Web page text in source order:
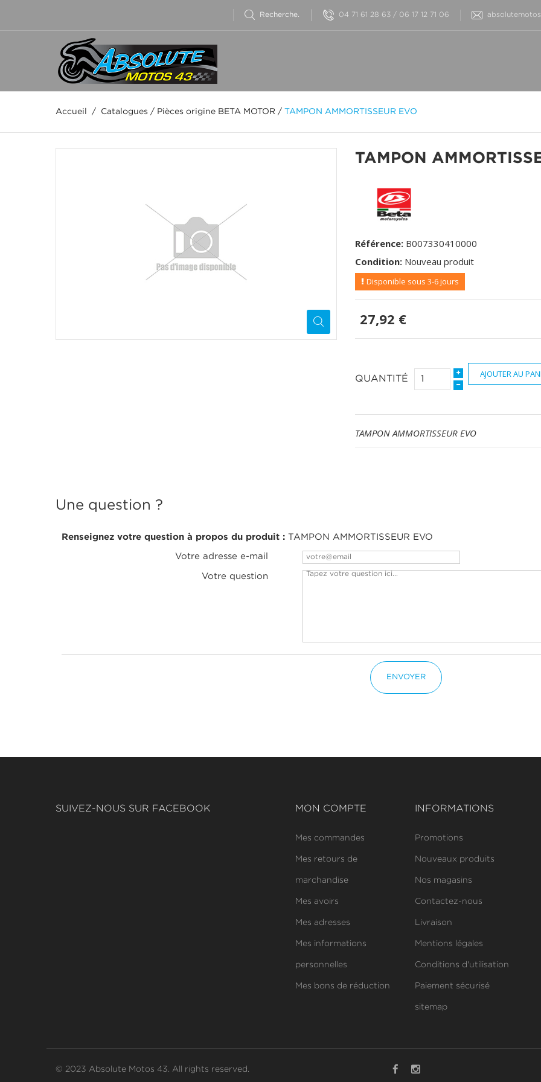
04 71 61 28 63 / 06 17 12 71 06
Accueil / Catalogues / Pièces origine BETA MOTOR / TAMPON AMMORTISSEUR EVO
TAMPON
Référence: B007330410000
Condition: Nouveau produit
Disponible sous 3-6 jours
27,92 €
QUANTITÉ
AJOUTER AU
TAMPON AMMORTISSEUR EVO
Une question ?
Renseignez votre question à propos du produit : TAMPON AMMORTISSEUR EVO
Votre adresse e-mail
Votre question
ENVOYER
SUIVEZ-NOUS SUR FACEBOOK MON COMPTE
Mes commandes
Mes retours de
marchandise
Mes avoirs
Mes adresses
Mes informations
personnelles
Mes bons de réduction
INFORMATIONS
Promotions
Nouveaux produits
Nos magasins
Contactez-nous
Livraison
Mentions légales
Conditions d'utilisation
Paiement sécurisé
sitemap
© 2023 Absolute Motos 43. All rights reserved.